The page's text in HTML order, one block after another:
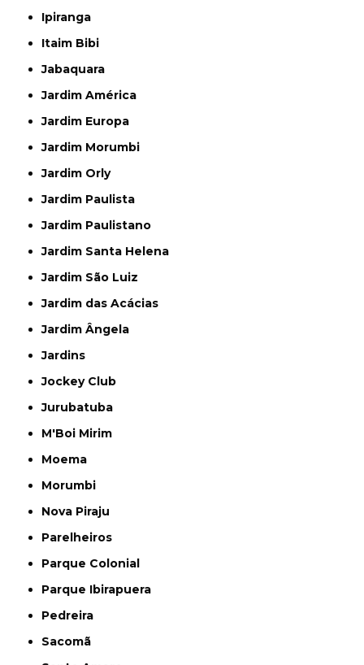
Ipiranga
Itaim Bibi
Jabaquara
Jardim América
Jardim Europa
Jardim Morumbi
Jardim Orly
Jardim Paulista
Jardim Paulistano
Jardim Santa Helena
Jardim São Luiz
Jardim das Acácias
Jardim Ângela
Jardins
Jockey Club
Jurubatuba
M'Boi Mirim
Moema
Morumbi
Nova Piraju
Parelheiros
Parque Colonial
Parque Ibirapuera
Pedreira
Sacomã